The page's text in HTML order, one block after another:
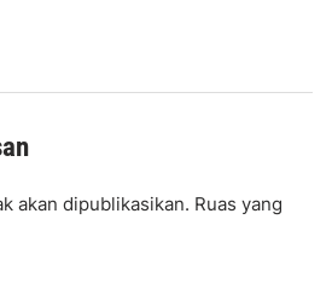
akan dipublikasikan. Ruas yang